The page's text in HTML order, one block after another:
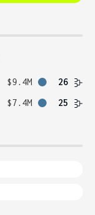
$9.4M
26
$7.4M 25